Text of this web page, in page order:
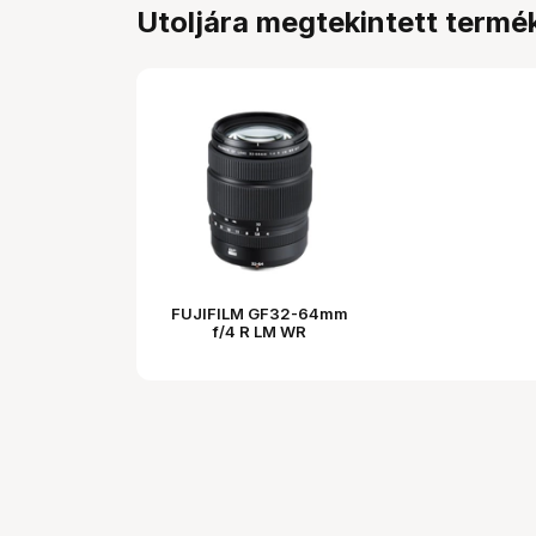
Utoljára megtekintett
FUJIFILM GF32-64mm
f/4 R LM WR